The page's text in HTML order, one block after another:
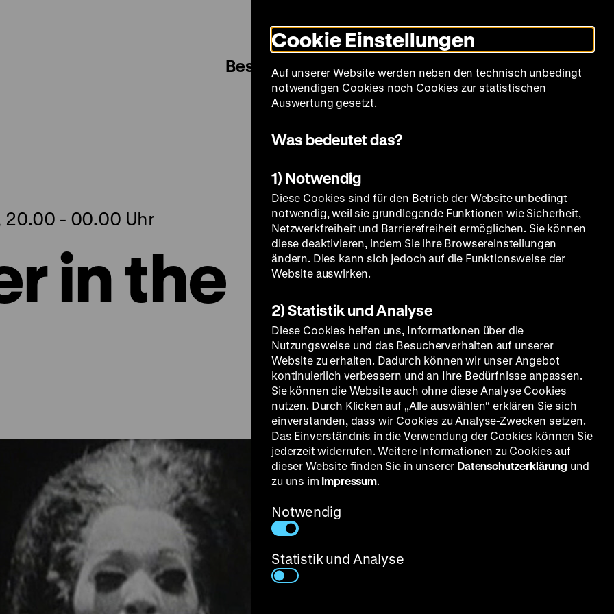
Modus
umschalten
Sprache
Besuch Spielplan Filmreihen Über uns
20.00 - 00.00 Uhr
in the
Cookie Einstellungen
Auf unserer Website werden neben den technisch unbedingt
notwendigen Cookies noch Cookies zur statistischen
Auswertung gesetzt.
Was bedeutet das?
1) Notwendig
Diese Cookies sind für den Betrieb der Website unbedingt
notwendig, weil sie grundlegende Funktionen wie Sicherheit,
Netzwerkfreiheit und Barrierefreiheit ermöglichen. Sie können
diese deaktivieren, indem Sie ihre Browsereinstellungen
ändern. Dies kann sich jedoch auf die Funktionsweise der
Website auswirken.
2) Statistik und Analyse
Diese Cookies helfen uns, Informationen über die
Nutzungsweise und das Besucherverhalten auf unserer
Website zu erhalten. Dadurch können wir unser Angebot
kontinuierlich verbessern und an Ihre Bedürfnisse anpassen.
Sie können die Website auch ohne diese Analyse Cookies
nutzen. Durch Klicken auf „Alle auswählen“ erklären Sie sich
einverstanden, dass wir Cookies zu Analyse-Zwecken setzen.
Das Einverständnis in die Verwendung der Cookies können Sie
jederzeit widerrufen. Weitere Informationen zu Cookies auf
dieser Website finden Sie in unserer Datenschutzerklärung und
zu uns im Impressum.
Notwendig
Statistik und Analyse